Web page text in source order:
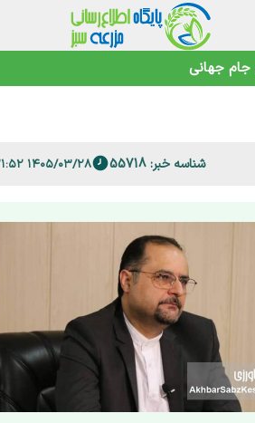
جام جهانی
شناسه خبر: 55718 ۱۴۰۵/۰۳/۲۸ ۱۱:۲۱:۵۲